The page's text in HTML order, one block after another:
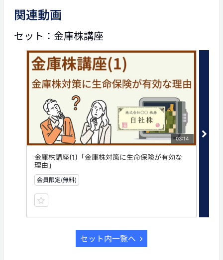
金庫株講座(7)「法人への
法」
タグ
法人保険 法人生命保険 生命保険 相続
関連動画
セット：金庫株講座
03:14
金庫株講座(1)「金庫株対策に生命保険が有効な
理由」
会員限定(無料)
セット内一覧へ